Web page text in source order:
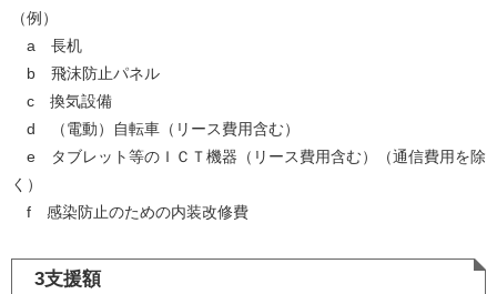
（例）
a 長机
b 飛沫防止パネル
c 換気設備
d （電動）自転車（リース費用含む）
e タブレット等のＩＣＴ機器（リース費用含む）（通信費用を除
く）
f 感染防止のための内装改修費
3支援額